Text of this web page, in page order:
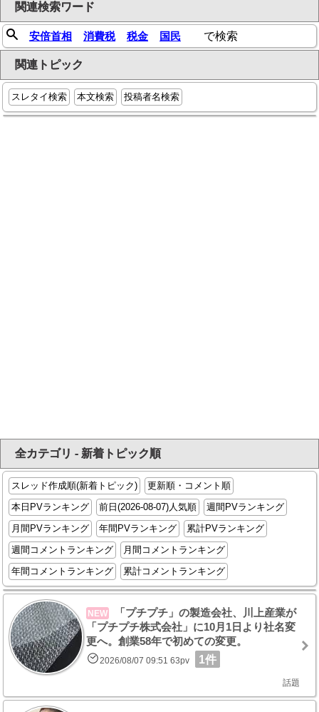
関連検索ワード
安倍首相 消費税 税金 国民 で検索
関連トピック
スレタイ検索 本文検索 投稿者名検索
全カテゴリ - 新着トピック順
スレッド作成順(新着トピック)
更新順・コメント順
本日PVランキング
前日(2026-08-07)人気順
週間PVランキング
月間PVランキング
年間PVランキング
累計PVランキング
週間コメントランキング
月間コメントランキング
年間コメントランキング
累計コメントランキング
NEW
「プチプチ」の製造会社、川上産業が
「プチプチ株式会社」に10月1日より社名変
更へ。創業58年で初めての変更。
2026/08/07 09:51 63pv 1件
話題